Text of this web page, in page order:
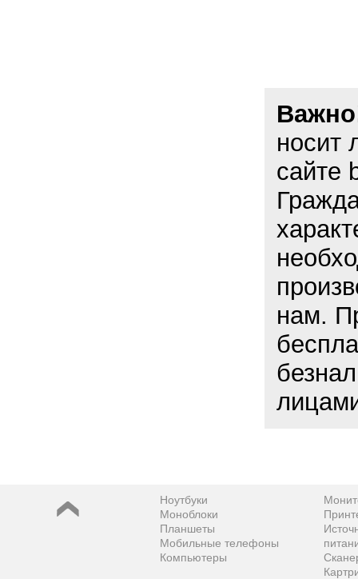
носит
сайте
нам.
Ноутбуки
Моноблоки
Планшеты
Мобильные телефоны
Компьютеры